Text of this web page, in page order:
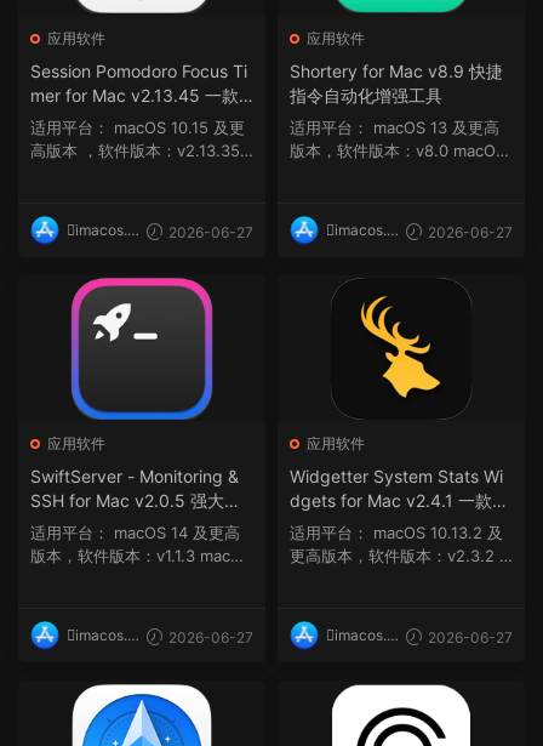
应用软件
Session Pomodoro Focus Ti
mer for Mac v2.13.45 一款
有效的时间管理应用程序
适用平台： macOS 10.15 及更
高版本 ，软件版本：v2.13.35
imacos.t
2026-06-27
应用软件
Shortery for Mac v8.9 快捷
指令自动化增强工具
适用平台： macOS 13 及更高
版本，软件版本：v8.0 macOS
imacos.t
2026-06-27
应用软件
SwiftServer - Monitoring &
SSH for Mac v2.0.5 强大的A
pple设备管理和监控服务器
适用平台： macOS 14 及更高
版本，软件版本：v1.1.3 macOS
imacos.t
2026-06-27
应用软件
Widgetter System Stats Wi
dgets for Mac v2.4.1 一款全
能系统统计小部件工具
适用平台： macOS 10.13.2 及
更高版本，软件版本：v2.3.2 m
imacos.t
2026-06-27